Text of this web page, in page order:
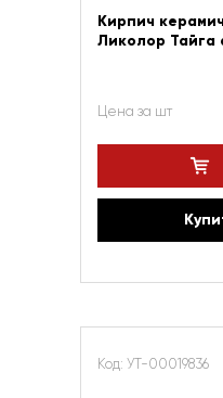
Кирпич
Ликолор Тайга
Цена за шт
Код: УТ-00019836